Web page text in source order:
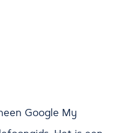
Google My